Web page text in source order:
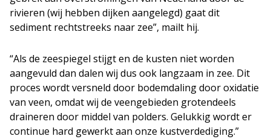
rivieren (wij hebben dijken aangelegd) gaat dit
sediment rechtstreeks naar zee”, mailt hij.
“Als de zeespiegel stijgt en de kusten niet worden
aangevuld dan dalen wij dus ook langzaam in zee. Dit
proces wordt versneld door bodemdaling door oxidatie
van veen, omdat wij de veengebieden grotendeels
draineren door middel van polders. Gelukkig wordt er
continue hard gewerkt aan onze kustverdediging.”